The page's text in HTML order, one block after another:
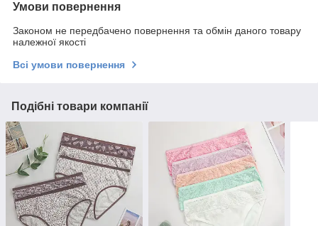
Умови повернення
Законом не передбачено повернення та обмін даного товару
належної якості
Всі умови повернення
Подібні товари компанії